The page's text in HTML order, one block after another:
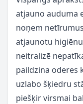
atjauno auduma
noņem
atjaunotu
neitralizē
paildzina oderes
uzlabo šķiedru
piešķir virsmai